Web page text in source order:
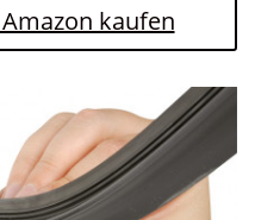
kaufen